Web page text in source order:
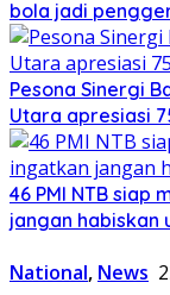
bola jadi
Pesona Sinergi
Utara apresiasi
46 PMI NTB siap
jangan habiskan
National, News